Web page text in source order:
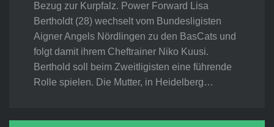
Bezug zur Kurpfalz. Power Forward Lisa
Bertholdt (28) wechselt vom Bundesligisten
Aigner Angels Nördlingen zu den BasCats und
folgt damit ihrem Cheftrainer Niko Kuusi.
Berthold soll beim Zweitligisten eine führende
Rolle spielen. Die Mutter, in Heidelberg…